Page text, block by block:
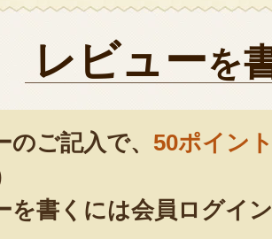
ていたとのこと、大変申し訳
次回ご注文の際は、期限のご確
2025年09月
送っていただいた一升餅で楽
レビューを
のご記入で、 50ポイン
を書くには会員ログイ